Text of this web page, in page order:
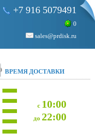
+7 916 5079491
0
sales@prdisk.ru
ВРЕМЯ ДОСТАВКИ
с 10:00
до 22:00